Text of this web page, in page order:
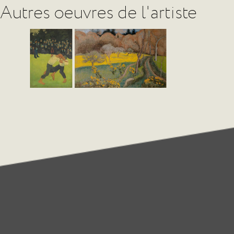
Autres oeuvres de l'artiste